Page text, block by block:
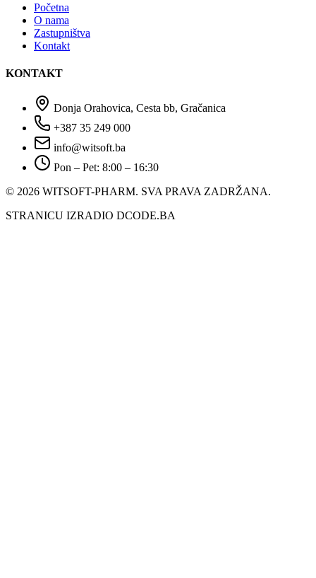
Početna
O nama
Zastupništva
Kontakt
KONTAKT
Donja Orahovica, Cesta bb, Gračanica
+387 35 249 000
info@witsoft.ba
Pon – Pet: 8:00 – 16:30
© 2026 WITSOFT-PHARM. SVA PRAVA ZADRŽANA.
STRANICU IZRADIO DCODE.BA